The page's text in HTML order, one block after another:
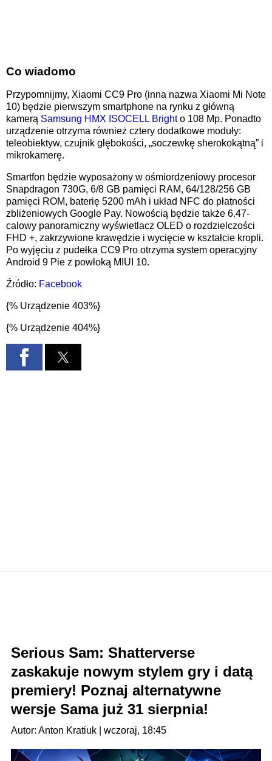
Co wiadomo
Przypomnijmy, Xiaomi CC9 Pro (inna nazwa Xiaomi Mi Note
10) będzie pierwszym smartphone na rynku z główną
kamerą Samsung HMX ISOCELL Brighto 108 Mp. Ponadto
urządzenie otrzyma również cztery dodatkowe moduły:
teleobiektyw, czujnik głębokości, „soczewkę sherokokątną” i
mikrokamerę.
Smartfon będzie wyposażony w ośmiordzeniowy procesor
Snapdragon 730G, 6/8 GB pamięci RAM, 64/128/256 GB
pamięci ROM, baterię 5200 mAh i układ NFC do płatności
zbliżeniowych Google Pay. Nowością będzie także 6.47-
calowy panoramiczny wyświetlacz OLED o rozdzielczości
FHD +, zakrzywione krawędzie i wycięcie w kształcie kropli.
Po wyjęciu z pudełka CC9 Pro otrzyma system operacyjny
Android 9 Pie z powłoką MIUI 10.
Źródło: Facebook
{% Urządzenie 403%}
{% Urządzenie 404%}